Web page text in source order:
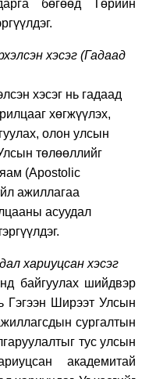
бөгөөд Төрийн
хэсэг (Гадаад
хэсэг нь гадаад
хөгжүүлэх,
олон улсын
төлөөллийг
(Apostolic
ажиллагаа
асуудал
хариуцсан хэсэг
байгуулах шийдвэр
Гэгээн Ширээт Улсын
сургалтын
тус улсын
академитай